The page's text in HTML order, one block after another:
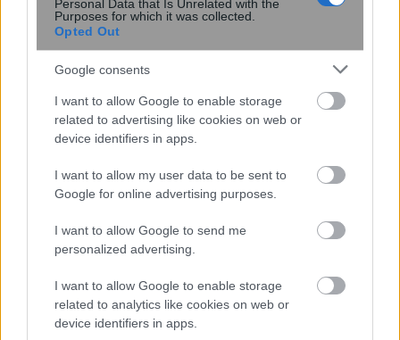
Personal Data that Is Unrelated with the
Purposes for which it was collected.
Opted Out
Google consents
I want to allow Google to enable storage
related to advertising like cookies on web or
device identifiers in apps.
I want to allow my user data to be sent to
Google for online advertising purposes.
I want to allow Google to send me
personalized advertising.
I want to allow Google to enable storage
related to analytics like cookies on web or
device identifiers in apps.
πρόσβαση στο διαδίκτυο και
εκμεταλλεύτηκε ευπάθεια κατά τη
διάρκεια δοκιμής
Αστρονόμοι μέτρησαν την μακρινή
επίδραση ενός κβάζαρ στο σύμπαν –
Τι ανακάλυψαν